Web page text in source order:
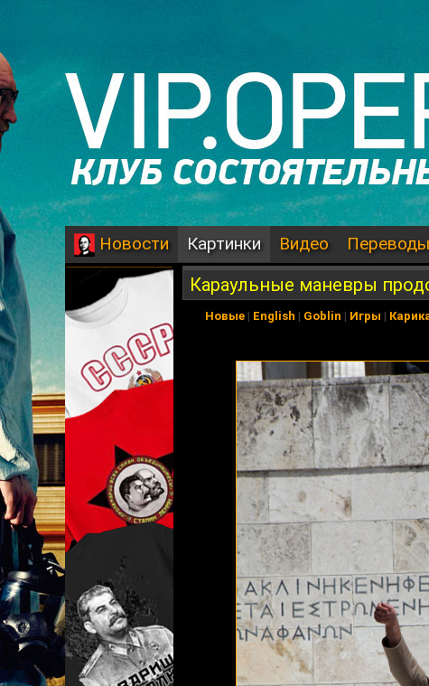
Новости Картинки Видео Переводы
Караульные маневры
Новые | English | Goblin | Игры |